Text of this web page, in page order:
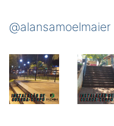
@alansamoelmaier